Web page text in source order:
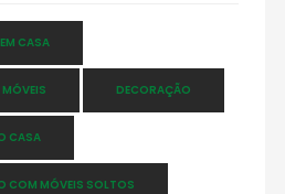
CASA
DECORAÇÃO
CASA
COM MÓVEIS SOLTOS